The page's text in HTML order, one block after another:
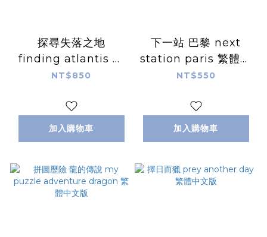
探尋失落之地
finding atlantis 繁
體中文版
NT$850
加入購物車
下一站 巴黎 next
station paris 繁體中
文版
NT$550
加入購物車